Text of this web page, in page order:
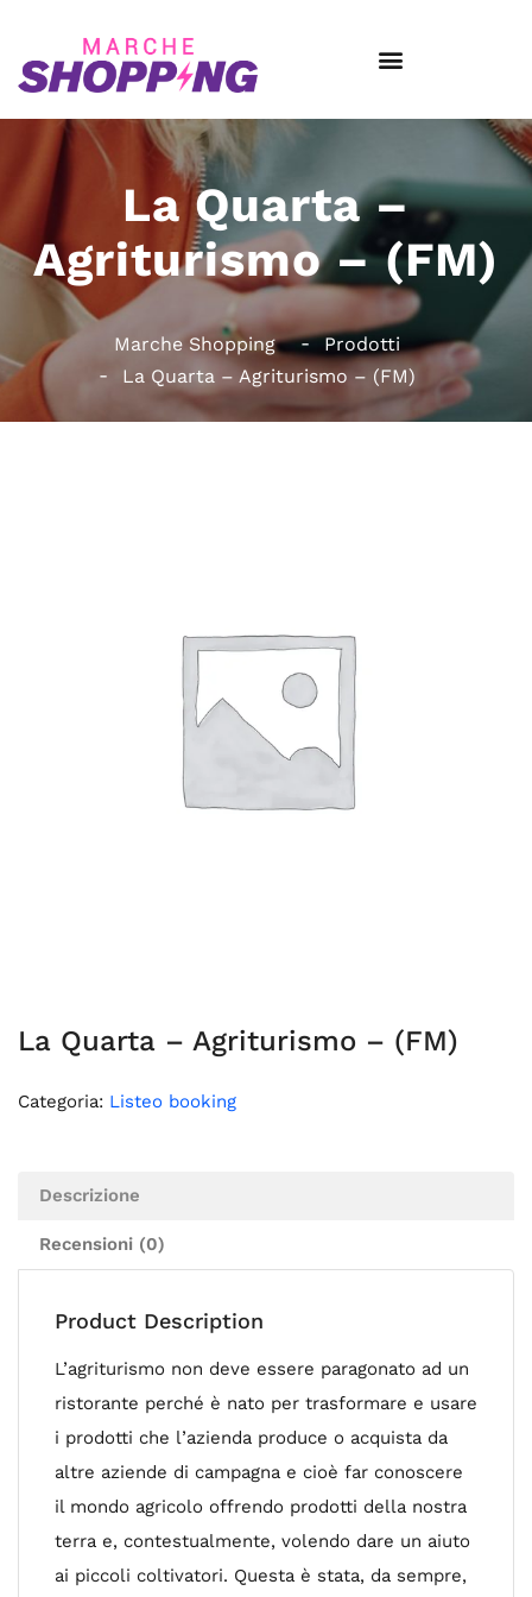
La Quarta –
Agriturismo – (FM)
Marche Shopping
Prodotti
La Quarta – Agriturismo – (FM)
La Quarta – Agriturismo – (FM)
Categoria: Listeo booking
Descrizione
Recensioni (0)
Product Description
L’agriturismo non deve essere paragonato ad un
ristorante perché è nato per trasformare e usare
i prodotti che l’azienda produce o acquista da
altre aziende di campagna e cioè far conoscere
il mondo agricolo offrendo prodotti della nostra
terra e, contestualmente, volendo dare un aiuto
ai piccoli coltivatori. Questa è stata, da sempre,